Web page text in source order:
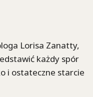
Lorisa Zanatty,
każdy spór
i ostateczne starcie